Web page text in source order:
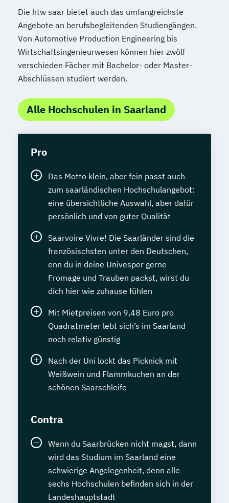
Wirtschaftsinformatik (DE/EN)
Wirtschaftsingenieurwesen
Wirtschaftsingenieurwesen (DE/EN)
Wirtschaftsingenieurwesen Medizintechnik
Wirtschaftspsychologie (DE/EN)
Die htw saar bietet auch das umfangreichste
Angebote an berufsbegleitenden Studiengängen.
Von Automotive Production Engineering bis
Wirtschaftsingenieurwesen können hier zwölf
verschieden Fächer mit Bachelor- oder Master-
Abschlüssen studiert werden.
Alle Hochschulen in Saarland
Pro
Das Motto klein, aber fein passt auch
zum saarländischen Hochschulangebot:
eine übersichtliche Auswahl, aber dafür
persönlich und von guter Qualität
Saarvoire Vivre! Die Saarländer sind die
französischsten unter den Deutschen,
enn du in deine Univesper gerne
Fromage und Trauben packst, wirst du
dich hier wie zuhause fühlen
Mit Mietpreisen von 9,48 Euro pro
Quadratmeter lebt sich’s im Saarland
noch relativ günstig
Nach der Uni lockt das Picknick mit
Weißwein und Flammkuchen an der
schönen Saarschleife
Contra
Wenn du Saarbrücken nicht magst, dann
wird das Studium im Saarland eine
schwierige Angelegenheit, denn alle
sechs Hochschulen befinden sich in der
Landeshauptstadt